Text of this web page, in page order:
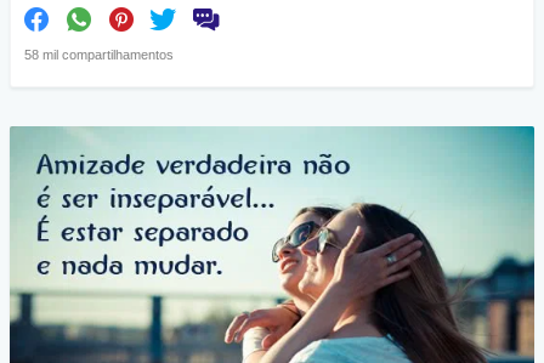
58 mil compartilhamentos